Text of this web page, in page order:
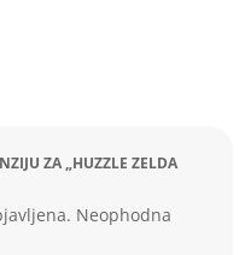
ZA „HUZZLE ZELDA
Neophodna